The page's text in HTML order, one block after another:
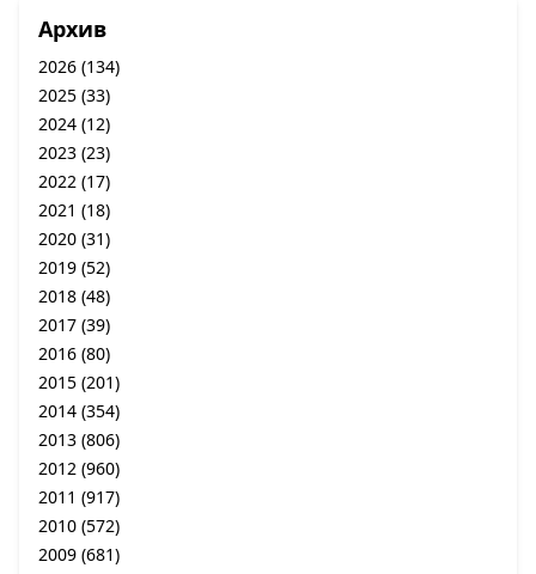
Архив
2026 (134)
2025 (33)
2024 (12)
2023 (23)
2022 (17)
2021 (18)
2020 (31)
2019 (52)
2018 (48)
2017 (39)
2016 (80)
2015 (201)
2014 (354)
2013 (806)
2012 (960)
2011 (917)
2010 (572)
2009 (681)